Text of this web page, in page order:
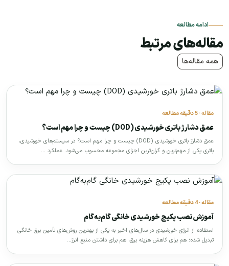
ادامه مطالعه
مقاله‌های مرتبط
همه مقاله‌ها
مقاله · 5 دقیقه مطالعه
عمق دشارژ باتری خورشیدی (DOD) چیست و چرا مهم است؟
عمق دشارژ باتری خورشیدی (DOD) چیست و چرا مهم است؟ در سیستم‌های خورشیدی،
باتری یکی از مهم‌ترین و گران‌ترین اجزای مجموعه محسوب می‌شود. عملکرد …
مقاله · 4 دقیقه مطالعه
آموزش نصب پکیج خورشیدی خانگی گام‌به‌گام
استفاده از انرژی خورشیدی در سال‌های اخیر به یکی از بهترین روش‌های تأمین برق خانگی
تبدیل شده؛ هم برای کاهش هزینه برق، هم برای داشتن منبع انرژ…